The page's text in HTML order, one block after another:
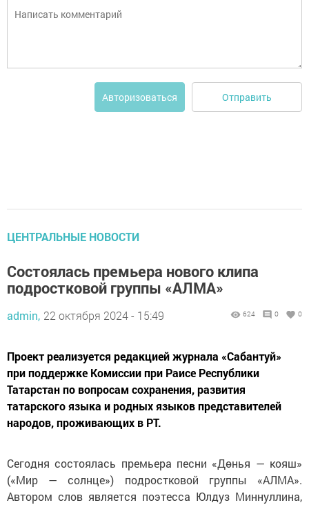
Авторизоваться Отправить
ЦЕНТРАЛЬНЫЕ НОВОСТИ
Состоялась премьера нового клипа
подростковой группы «АЛМА»
admin, 22 октября 2024 - 15:49 624 0 0
Проект реализуется редакцией журнала «Сабантуй»
при поддержке Комиссии при Раисе Республики
Татарстан по вопросам сохранения, развития
татарского языка и родных языков представителей
народов, проживающих в РТ.
Сегодня состоялась премьера песни «Дөнья — кояш»
(«Мир — солнце») подростковой группы «АЛМА».
Автором слов является поэтесса Юлдуз Миннуллина,